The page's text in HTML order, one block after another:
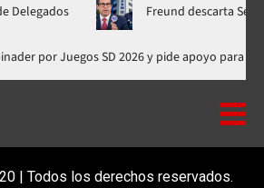
Freund descarta Secretaría de
felicita a Abinader por Juegos SD 2026 y pide
| Todos los derechos reservados.